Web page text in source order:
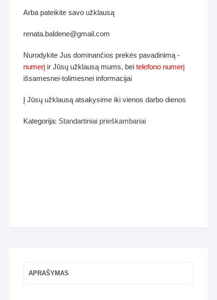
Arba pateikite savo užklausą
renata.baldene@gmail.com
Nurodykite Jus dominančios prekės pavadinimą -
numerį ir Jūsų užklausą mums, beitelefono numerį
išsamesnei-tolimesnei informacijai
Į Jūsų užklausą atsakysime iki vienos darbo dienos
Kategorija: Standartiniai prieškambariai
APRAŠYMAS